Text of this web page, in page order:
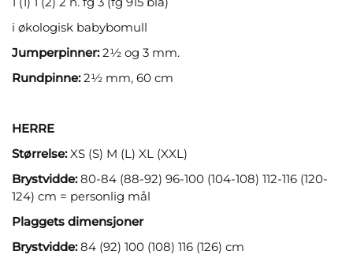
i økologisk babybomull
Jumperpinner:2½ og 3 mm.
Rundpinne:2½ mm, 60 cm
HERRE
Størrelse:XS (S) M (L) XL (XXL)
Brystvidde:80-84 (88-92) 96-100 (104-108) 112-116 (120-
124) cm = personlig mål
Plaggets dimensjoner
Brystvidde:84 (92) 100 (108) 116 (126) cm